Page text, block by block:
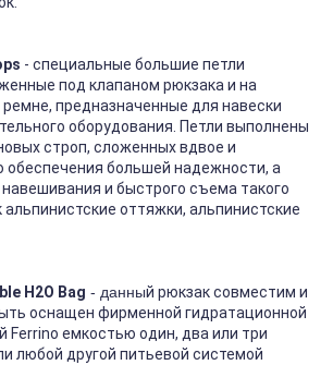
- специальные большие петли
под клапаном рюкзака и на
предназначенные для навески
оборудования. Петли выполнены
строп, сложенных вдвое и
большей надежности, а
и быстрого съема такого
альпинистские оттяжки, альпинистские
H2O Bag - данный рюкзак совместим и
оснащен фирменной гидратационной
Ferrino емкостью один, два или три
любой другой питьевой системой